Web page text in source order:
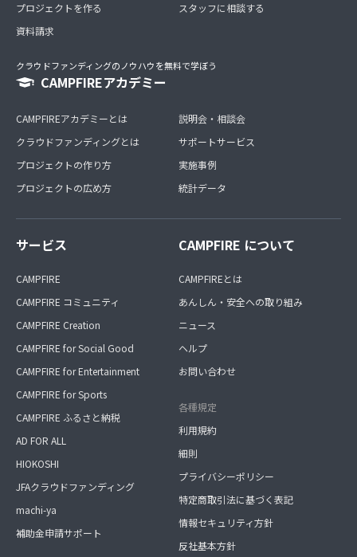
プロジェクトを作る
資料請求
スタッフに相談する
クラウドファンディングのノウハウを無料で学ぼう
CAMPFIREアカデミー
CAMPFIREアカデミーとは
クラウドファンディングとは
プロジェクトの作り方
プロジェクトの広め方
説明会・相談会
サポートサービス
実施事例
統計データ
サービス
CAMPFIRE
CAMPFIRE コミュニティ
CAMPFIRE Creation
CAMPFIRE for Social Good
CAMPFIRE for Entertainment
CAMPFIRE for Sports
CAMPFIRE ふるさと納税
AD FOR ALL
HIOKOSHI
JFAクラウドファンディング
machi-ya
補助金申請サポート
CAMPFIRE について
CAMPFIREとは
あんしん・安全への取り組み
ニュース
ヘルプ
お問い合わせ
各種規定
利用規約
細則
プライバシーポリシー
特定商取引法に基づく表記
情報セキュリティ方針
反社基本方針